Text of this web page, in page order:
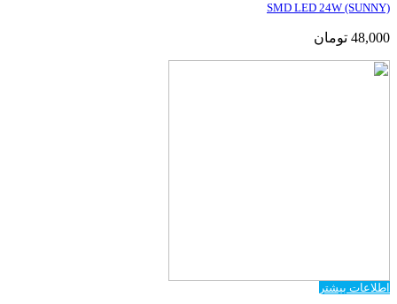
SMD LED 24W (SUNNY)
48,000 تومان
اطلاعات بیشتر